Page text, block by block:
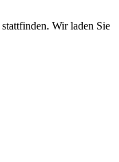
stattfinden. Wir laden Sie